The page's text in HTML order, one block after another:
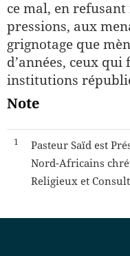
ce mal, en
pressions, aux
grignotage que
d’années, ceux
institutions
Note
​1​
Pasteur Saïd est
Nord-Africains
Religieux et